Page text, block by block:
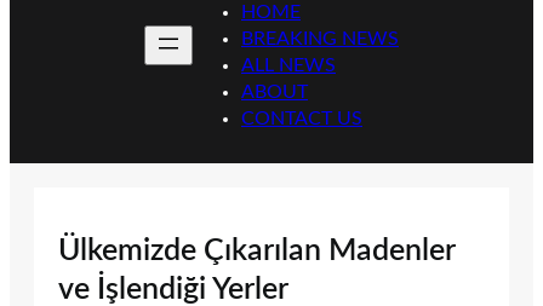
HOME
BREAKING NEWS
ALL NEWS
ABOUT
CONTACT US
Ülkemizde Çıkarılan Madenler
ve İşlendiği Yerler